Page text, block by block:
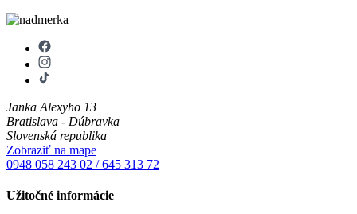
Janka Alexyho 13
Bratislava - Dúbravka
Slovenská republika
Zobraziť na mape
0948 058 243 02 / 645 313 72
Užitočné informácie